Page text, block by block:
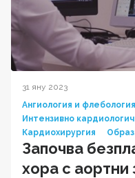
31 яну 2023
Ангиология и флебология
Интензивно
Кардиохирургия
Започва
хора с аортни